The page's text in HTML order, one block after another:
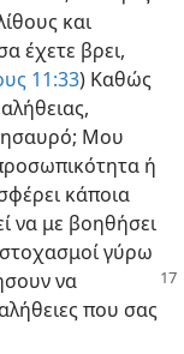
και
έχετε βρει,
11:33) Καθώς
Μου
ή
κάποια
να με βοηθήσει
γύρω
να
που σας